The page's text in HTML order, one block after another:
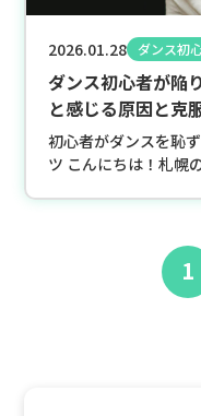
2026.01.28 ダンス初
ダンス初心者が陥
と感じる原因と克
初心者がダンスを恥
ツ こんにちは！札幌
1